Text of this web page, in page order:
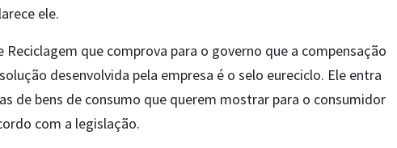
ele.
que comprova para o governo que a compensação
desenvolvida pela empresa é o selo eureciclo. Ele entra
de bens de consumo que querem mostrar para o consumidor
com a legislação.